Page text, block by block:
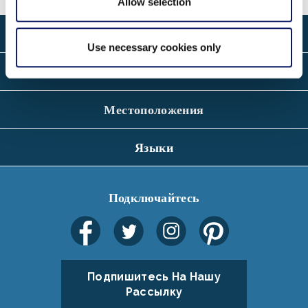
Use necessary cookies only
О Сайте
Связаться С
Местоположения
Языки
Подключайтесь
Подпишитесь На Нашу
Рассылку